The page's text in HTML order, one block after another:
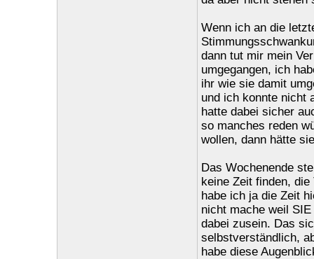
Wenn ich an die
dann tut mir mein
umgegangen, ich
ihr wie sie damit
und ich konnte nicht
hatte dabei sicher
so manches reden
wollen, dann hätte
Das Wochenende
keine Zeit finden,
habe ich ja die Zeit
nicht mache weil
dabei zusein. Das
selbstverständlich,
habe diese